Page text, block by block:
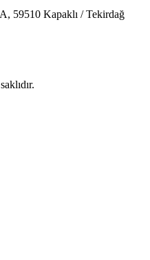
59510 Kapaklı / Tekirdağ